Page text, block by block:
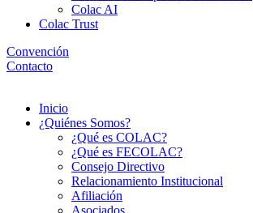
Colac AI
Colac Trust
Convención
Contacto
Menú
Inicio
¿Quiénes Somos?
¿Qué es COLAC?
¿Qué es FECOLAC?
Consejo Directivo
Relacionamiento Institucional
Afiliación
Asociados